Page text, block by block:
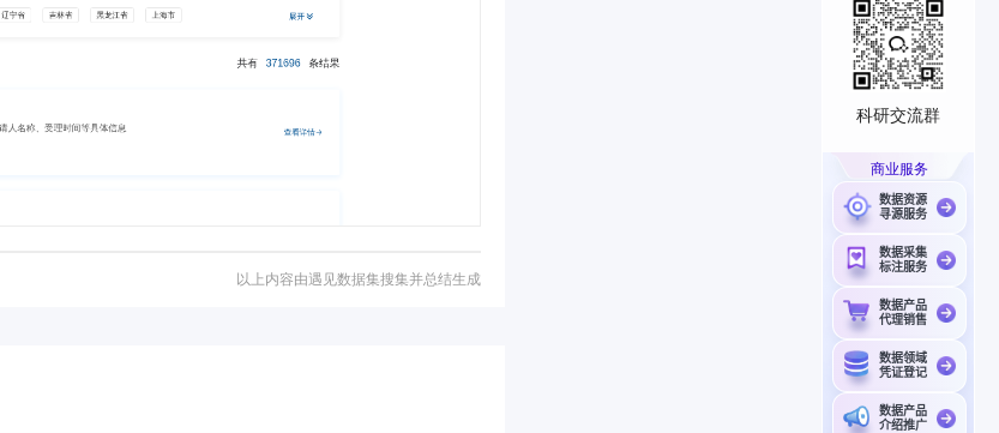
以上内容由遇见数据集搜集并总结生成
科研交流群
商业服务
数据资源
寻源服务
数据采集
标注服务
数据产品
代理销售
数据领域
凭证登记
数据产品
介绍推广